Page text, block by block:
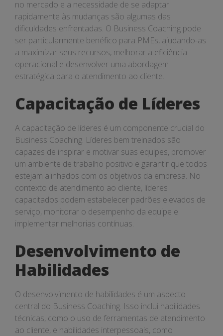
no mercado e a necessidade de se adaptar
rapidamente às mudanças são algumas das
dificuldades enfrentadas. O Business Coaching pode
ser particularmente benéfico para PMEs, ajudando-as
a maximizar seus recursos, melhorar a eficiência
operacional e desenvolver uma abordagem
estratégica para o atendimento ao cliente.
Capacitação de Líderes
A capacitação de líderes é um componente crucial do
Business Coaching. Líderes bem treinados são
capazes de inspirar e motivar suas equipes, promover
um ambiente de trabalho positivo e garantir que todos
estejam alinhados com os objetivos da empresa. No
contexto de atendimento ao cliente, líderes
capacitados podem estabelecer padrões elevados de
serviço, monitorar o desempenho da equipe e
implementar melhorias contínuas.
Desenvolvimento de
Habilidades
O desenvolvimento de habilidades é um aspecto
central do Business Coaching. Isso inclui habilidades
técnicas, como o uso de ferramentas de atendimento
ao cliente, e habilidades interpessoais, como